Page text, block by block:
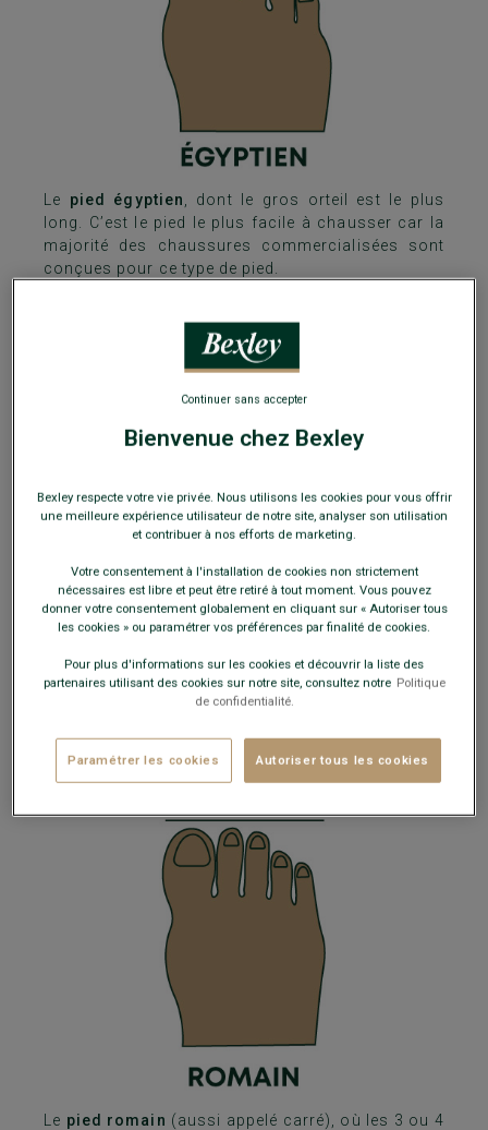
Le pied égyptien
, dont le gros orteil est le plus
long. C’est le pied le plus facile à chausser car la
majorité des chaussures commercialisées sont
conçues pour ce type de pied.
plus grand que le gros orteil. Si vous êtes dans ce
cas, vous pouvez privilégier une paire de
vos goûts.
Le pied romain (aussi appelé carré), où les 3 ou 4
Bienvenue chez Bexley
Bexley respecte votre vie privée. Nous utilisons les cookies pour vous offrir
une meilleure expérience utilisateur de notre site, analyser son utilisation
et contribuer à nos efforts de marketing.
Votre consentement à l'installation de cookies non strictement
nécessaires est libre et peut être retiré à tout moment. Vous pouvez
donner votre consentement globalement en cliquant sur « Autoriser tous
les cookies » ou paramétrer vos préférences par finalité de cookies.
Pour plus d'informations sur les cookies et découvrir la liste des
partenaires utilisant des cookies sur notre site, consultez notre Politique
de confidentialité.
Paramétrer les cookies Autoriser tous les cookies
Continuer sans accepter